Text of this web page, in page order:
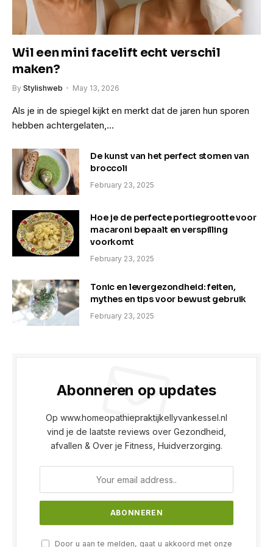
Wil een mini facelift echt verschil
maken?
By Stylishweb May 13, 2026
Als je in de spiegel kijkt en merkt dat de jaren hun sporen
hebben achtergelaten,…
De kunst van het perfect stomen van
broccoli
February 23, 2025
Hoe je de perfecte portiegrootte voor
macaroni bepaalt en verspilling
voorkomt
February 23, 2025
Tonic en levergezondheid: feiten,
mythes en tips voor bewust gebruik
February 23, 2025
Abonneren op updates
Op www.homeopathiepraktijkellyvankessel.nl
vind je de laatste reviews over Gezondheid,
afvallen & Over je Fitness, Huidverzorging.
Door u aan te melden, gaat u akkoord met onze